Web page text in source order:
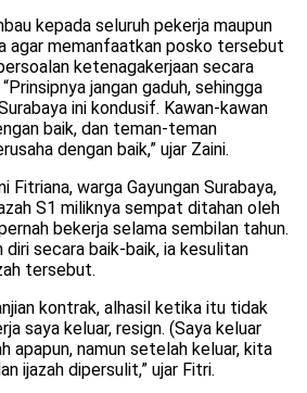
kepada seluruh pekerja maupun
agar memanfaatkan posko tersebut
ketenagakerjaan secara
jangan gaduh, sehingga
ini kondusif. Kawan-kawan
baik, dan teman-teman
dengan baik,” ujar Zaini.
Fitriana, warga Gayungan Surabaya,
S1 miliknya sempat ditahan oleh
bekerja selama sembilan tahun.
secara baik-baik, ia kesulitan
tersebut.
kontrak, alhasil ketika itu tidak
saya keluar, resign. (Saya keluar
apapun, namun setelah keluar, kita
ijazah dipersulit,” ujar Fitri.